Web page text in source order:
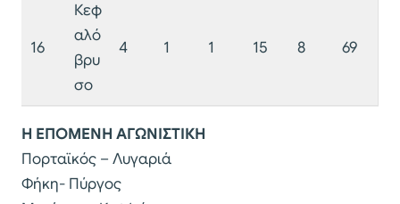
16
Κεφ
αλό
βρυ
σο
4 1 1 15 8 69
Η ΕΠΟΜΕΝΗ ΑΓΩΝΙΣΤΙΚΗ
Πορταϊκός – Λυγαριά
Φήκη- Πύργος